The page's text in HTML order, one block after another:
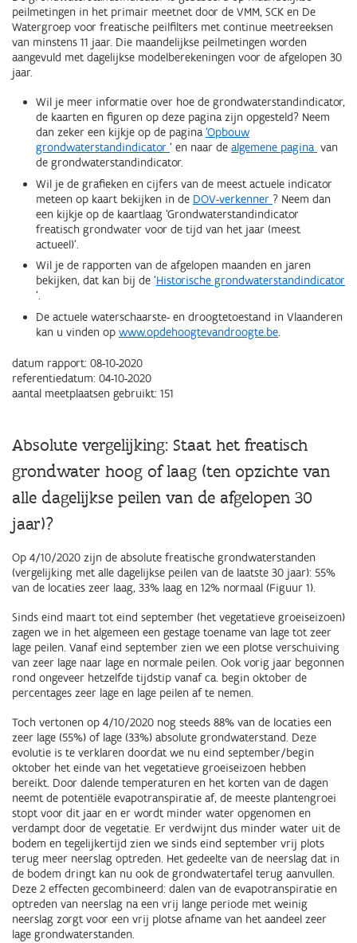
peilmetingen in het primair meetnet door de VMM, SCK en De
Watergroep voor freatische peilfilters met continue meetreeksen
van minstens 11 jaar. Die maandelijkse peilmetingen worden
aangevuld met dagelijkse modelberekeningen voor de afgelopen 30
jaar.
Wil je meer informatie over hoe de grondwaterstandindicator,
de kaarten en figuren op deze pagina zijn opgesteld? Neem
dan zeker een kijkje op de pagina 'Opbouw
grondwaterstandindicator ' en naar de algemene pagina van
de grondwaterstandindicator.
Wil je de grafieken en cijfers van de meest actuele indicator
meteen op kaart bekijken in de DOV-verkenner ? Neem dan
een kijkje op de kaartlaag 'Grondwaterstandindicator
freatisch grondwater voor de tijd van het jaar (meest
actueel)'.
Wil je de rapporten van de afgelopen maanden en jaren
bekijken, dat kan bij de 'Historische grondwaterstandindicator
'.
De actuele waterschaarste- en droogtetoestand in Vlaanderen
kan u vinden op www.opdehoogtevandroogte.be.
datum rapport: 08-10-2020
referentiedatum: 04-10-2020
aantal meetplaatsen gebruikt: 151
Absolute vergelijking: Staat het freatisch
grondwater hoog of laag (ten opzichte van
alle dagelijkse peilen van de afgelopen 30
jaar)?
Op 4/10/2020 zijn de absolute freatische grondwaterstanden
(vergelijking met alle dagelijkse peilen van de laatste 30 jaar): 55%
van de locaties zeer laag, 33% laag en 12% normaal (Figuur 1).
Sinds eind maart tot eind september (het vegetatieve groeiseizoen)
zagen we in het algemeen een gestage toename van lage tot zeer
lage peilen. Vanaf eind september zien we een plotse verschuiving
van zeer lage naar lage en normale peilen. Ook vorig jaar begonnen
rond ongeveer hetzelfde tijdstip vanaf ca. begin oktober de
percentages zeer lage en lage peilen af te nemen.
Toch vertonen op 4/10/2020 nog steeds 88% van de locaties een
zeer lage (55%) of lage (33%) absolute grondwaterstand. Deze
evolutie is te verklaren doordat we nu eind september/begin
oktober het einde van het vegetatieve groeiseizoen hebben
bereikt. Door dalende temperaturen en het korten van de dagen
neemt de potentiële evapotranspiratie af, de meeste plantengroei
stopt voor dit jaar en er wordt minder water opgenomen en
verdampt door de vegetatie. Er verdwijnt dus minder water uit de
bodem en tegelijkertijd zien we sinds eind september vrij plots
terug meer neerslag optreden. Het gedeelte van de neerslag dat in
de bodem dringt kan nu ook de grondwatertafel terug aanvullen.
Deze 2 effecten gecombineerd: dalen van de evapotranspiratie en
optreden van neerslag na een vrij lange periode met weinig
neerslag zorgt voor een vrij plotse afname van het aandeel zeer
lage grondwaterstanden.